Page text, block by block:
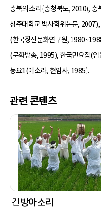
충북의 소리(충청북도, 2010), 충
청주대학교 박사학위논문, 2007),
(한국정신문화연구원,
(문화방송, 1995), 한국민요집(임
농요1(이소라, 현암사, 1985).
관련 콘텐츠
긴방아소리